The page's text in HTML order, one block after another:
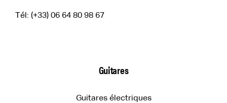
Tél: (+33) 06 64 80 98 67
Guitares
Guitares électriques